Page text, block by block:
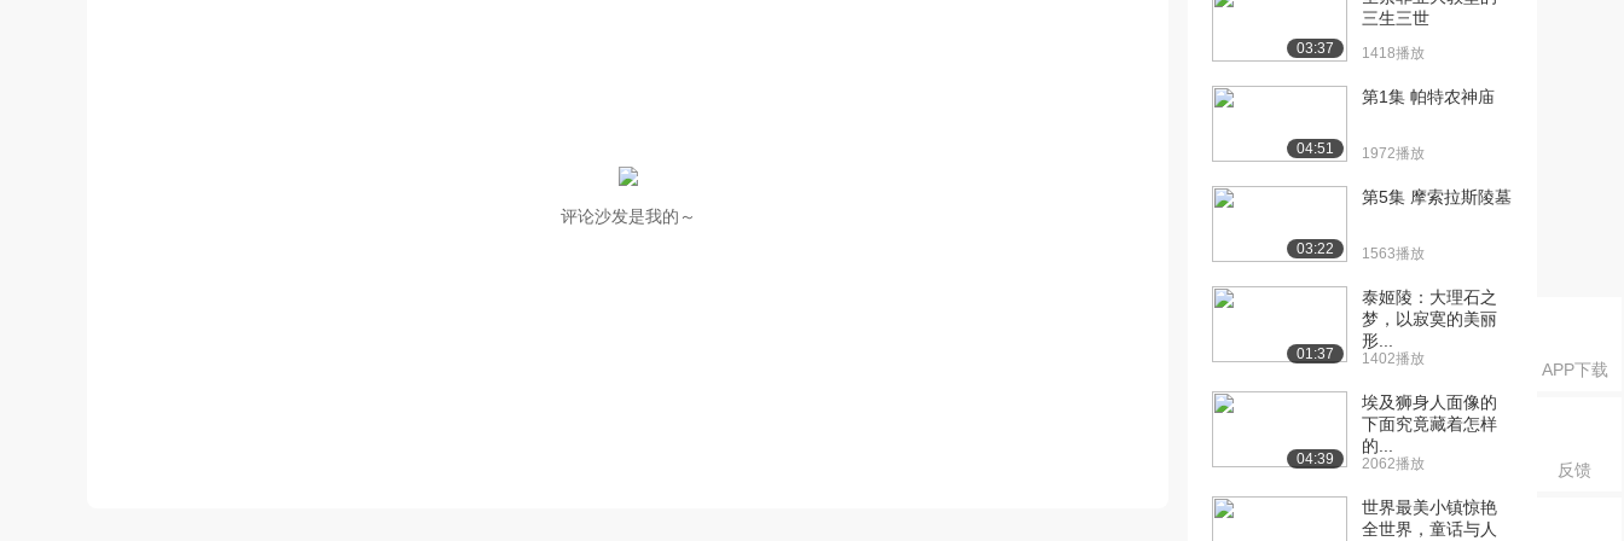
APP下载
反馈
评论沙发是我的～
03:37
三生三世
1418播放
04:51
第1集 帕特农神庙
1972播放
03:22
第5集 摩索拉斯陵墓
1563播放
01:37
泰姬陵：大理石之
梦，以寂寞的美丽
形...
1402播放
04:39
埃及狮身人面像的
下面究竟藏着怎样
的...
2062播放
世界最美小镇惊艳
全世界，童话与人